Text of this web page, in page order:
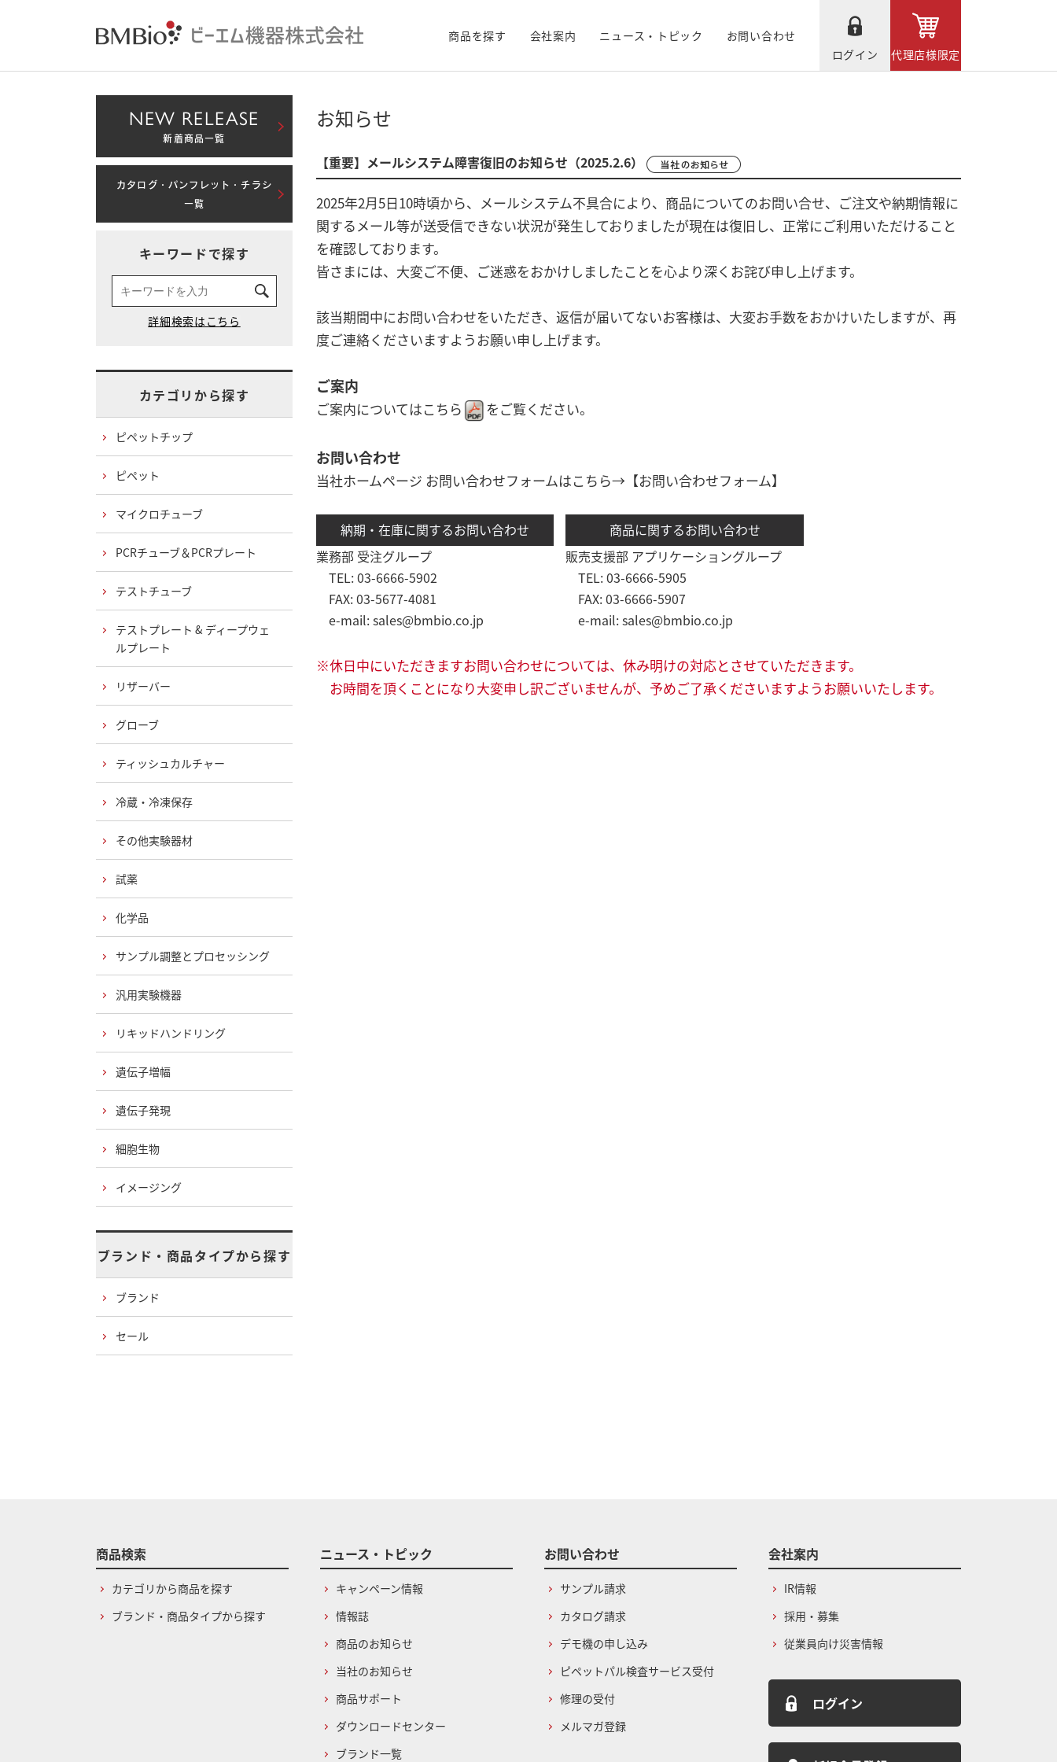
商品を探す 会社案内 ニュース・トピック
お問い合わせ
ログイン
代理店様限定
お知らせ
【重要】メールシステム障害復旧のお知らせ（2025.2.6）
2025年2月5日10時頃から、メールシステム不具合により、商品についてのお問い合せ、ご注文や納期情報に
関するメール等が送受信できない状況が発生しておりましたが現在は復旧し、正常にご利用いただけること
を確認しております。
皆さまには、大変ご不便、ご迷惑をおかけしましたことを心より深くお詫び申し上げます。
該当期間中にお問い合わせをいただき、返信が届いてないお客様は、大変お手数をおかけいたしますが、再
度ご連絡くださいますようお願い申し上げます。
ご案内
ご案内についてはこちら をご覧ください。
お問い合わせ
当社ホームページ お問い合わせフォームはこちら→ 【お問い合わせフォーム】
納期・在庫に関するお問い合わせ
商品に関するお問い合わせ
業務部 受注グループ
TEL: 03-6666-5902
FAX: 03-5677-4081
e-mail: sales@bmbio.co.jp
販売支援部 アプリケーショングループ
TEL: 03-6666-5905
FAX: 03-6666-5907
e-mail: sales@bmbio.co.jp
※休日中にいただきますお問い合わせについては、休み明けの対応とさせていただきます。
お時間を頂くことになり大変申し訳ございませんが、予めご了承くださいますようお願いいたします。
NEW RELEASE
新着商品一覧
カタログ・パンフレット・チラシ
一覧
キーワードで探す
カテゴリから探す
ピペットチップ
ピペット
マイクロチューブ
PCRチューブ＆PCRプレート
テストチューブ
テストプレート & ディープウェ
ルプレート
リザーバー
グローブ
ティッシュカルチャー
冷蔵・冷凍保存
その他実験器材
試薬
化学品
サンプル調整とプロセッシング
汎用実験機器
リキッドハンドリング
遺伝子増幅
遺伝子発現
細胞生物
イメージング
ブランド・商品タイプから探す
ブランド
セール
商品検索
カテゴリから商品を探す
ブランド・商品タイプから探す
ニュース・トピック
キャンペーン情報
情報誌
商品のお知らせ
当社のお知らせ
商品サポート
ダウンロードセンター
ブランド一覧
お問い合わせ
サンプル請求
カタログ請求
デモ機の申し込み
ピペットパル検査サービス受付
修理の受付
メルマガ登録
会社案内
IR情報
採用・募集
従業員向け災害情報
ログイン